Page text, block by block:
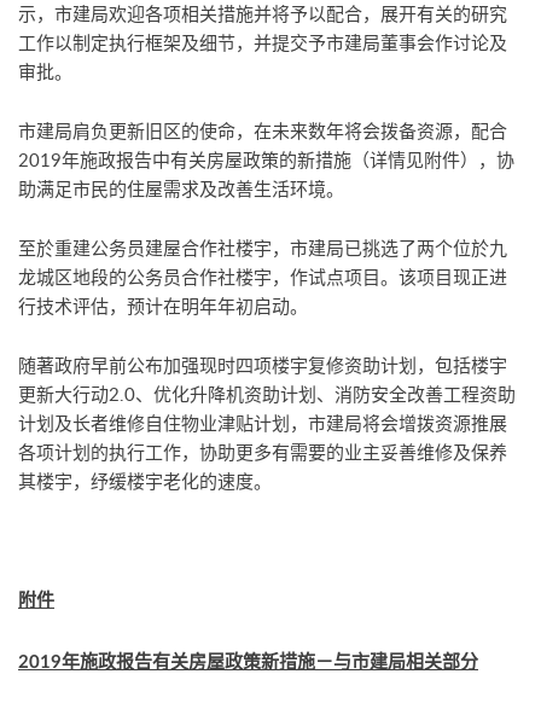
示，市建局欢迎各项相关措施并将予以配合，展开有关的研究
工作以制定执行框架及细节，并提交予市建局董事会作讨论及
审批。
市建局肩负更新旧区的使命，在未来数年将会拨备资源，配合
2019年施政报告中有关房屋政策的新措施（详情见附件），协
助满足市民的住屋需求及改善生活环境。
至於重建公务员建屋合作社楼宇，市建局已挑选了两个位於九
龙城区地段的公务员合作社楼宇，作试点项目。该项目现正进
行技术评估，预计在明年年初启动。
随著政府早前公布加强现时四项楼宇复修资助计划，包括楼宇
更新大行动2.0、优化升降机资助计划、消防安全改善工程资助
计划及长者维修自住物业津贴计划，市建局将会增拨资源推展
各项计划的执行工作，协助更多有需要的业主妥善维修及保养
其楼宇，纾缓楼宇老化的速度。
附件
2019年施政报告有关房屋政策新措施－与市建局相关部分